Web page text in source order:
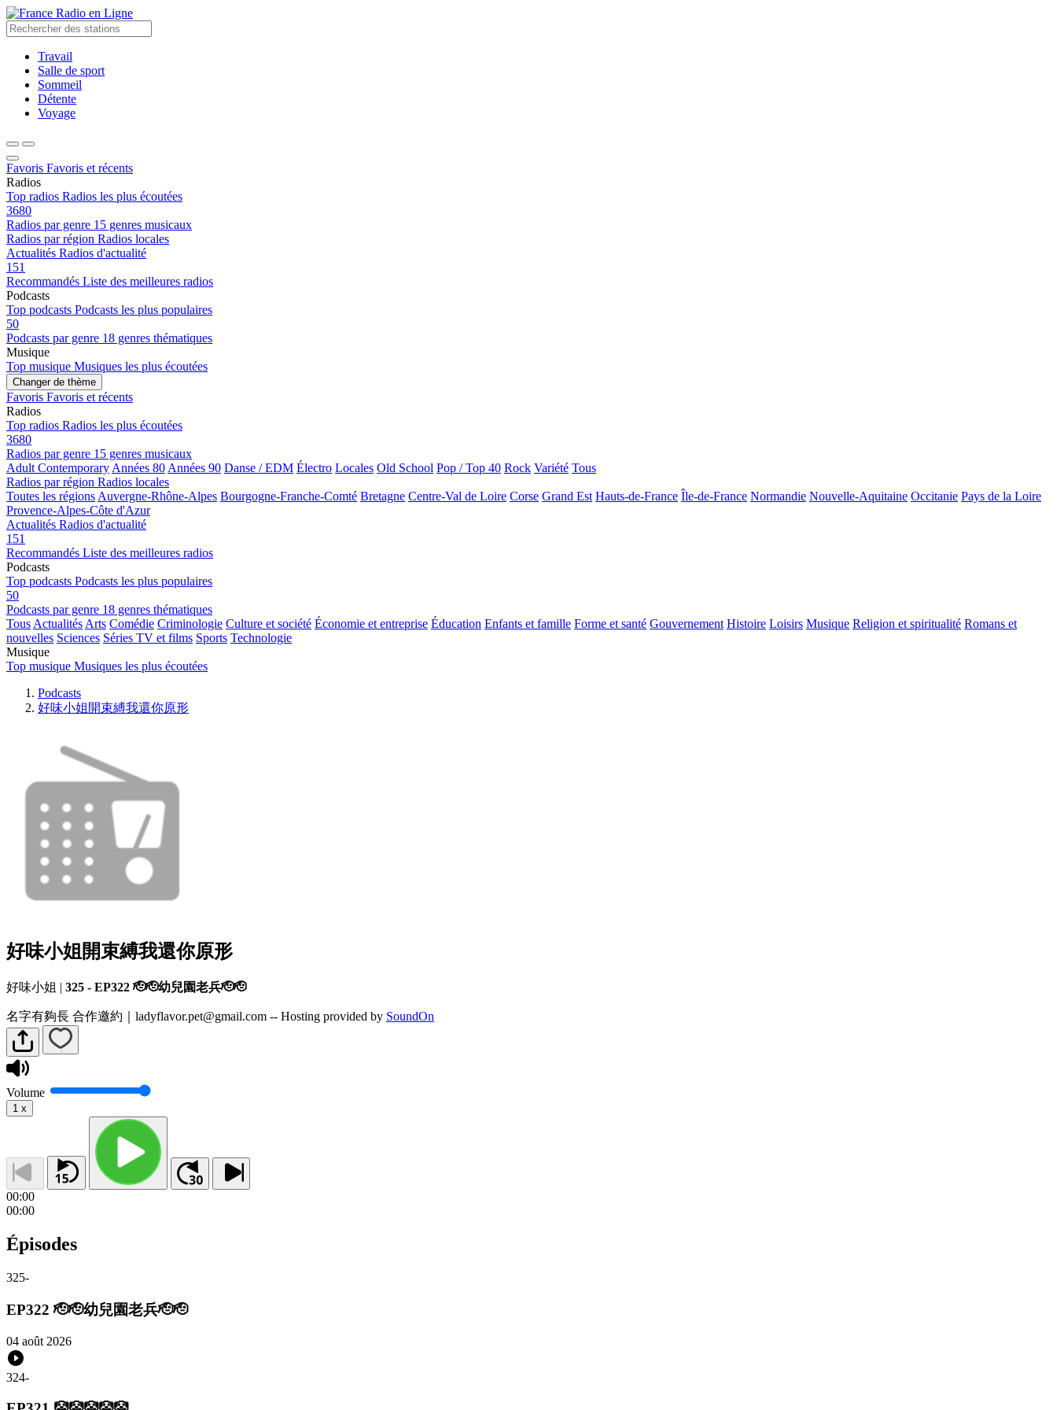
Radio en Ligne
Travail
Salle de sport
Sommeil
Détente
Voyage
Favoris Favoris et récents
Radios
Top radios Radios les plus écoutées
3680
Radios par genre 15 genres musicaux
Radios par région Radios locales
Actualités Radios d'actualité
151
Recommandés Liste des meilleures radios
Podcasts
Top podcasts Podcasts les plus populaires
50
Podcasts par genre 18 genres thématiques
Musique
Top musique Musiques les plus écoutées
Changer de thème
Favoris Favoris et récents
Radios
Top radios Radios les plus écoutées
3680
Radios par genre 15 genres musicaux
Adult Contemporary Années 80 Années 90 Danse / EDM Électro Locales Old School Pop / Top 40 Rock Variété Tous
Radios par région Radios locales
Toutes les régions Auvergne-Rhône-Alpes Bourgogne-Franche-Comté Bretagne Centre-Val de Loire Corse Grand Est Hauts-de-France Île-de-France Normandie Nouvelle-Aquitaine Occitanie Pays de la Loire
Provence-Alpes-Côte d'Azur
Actualités Radios d'actualité
151
Recommandés Liste des meilleures radios
Podcasts
Top podcasts Podcasts les plus populaires
50
Podcasts par genre 18 genres thématiques
Tous Actualités Arts Comédie Criminologie Culture et société Économie et entreprise Éducation Enfants et famille Forme et santé Gouvernement Histoire Loisirs Musique Religion et spiritualité Romans et
nouvelles Sciences Séries TV et films Sports Technologie
Musique
Top musique Musiques les plus écoutées
Podcasts
好味小姐開束縛我還你原形
好味小姐開束縛我還你原形
好味小姐 | 325 - EP322 🫡🫡幼兒園老兵🫡🫡
名字有夠長 合作邀約｜ladyflavor.pet@gmail.com -- Hosting provided by SoundOn
Volume
1 x
00:00
00:00
Épisodes
325-
EP322 🫡🫡幼兒園老兵🫡🫡
04 août 2026
324-